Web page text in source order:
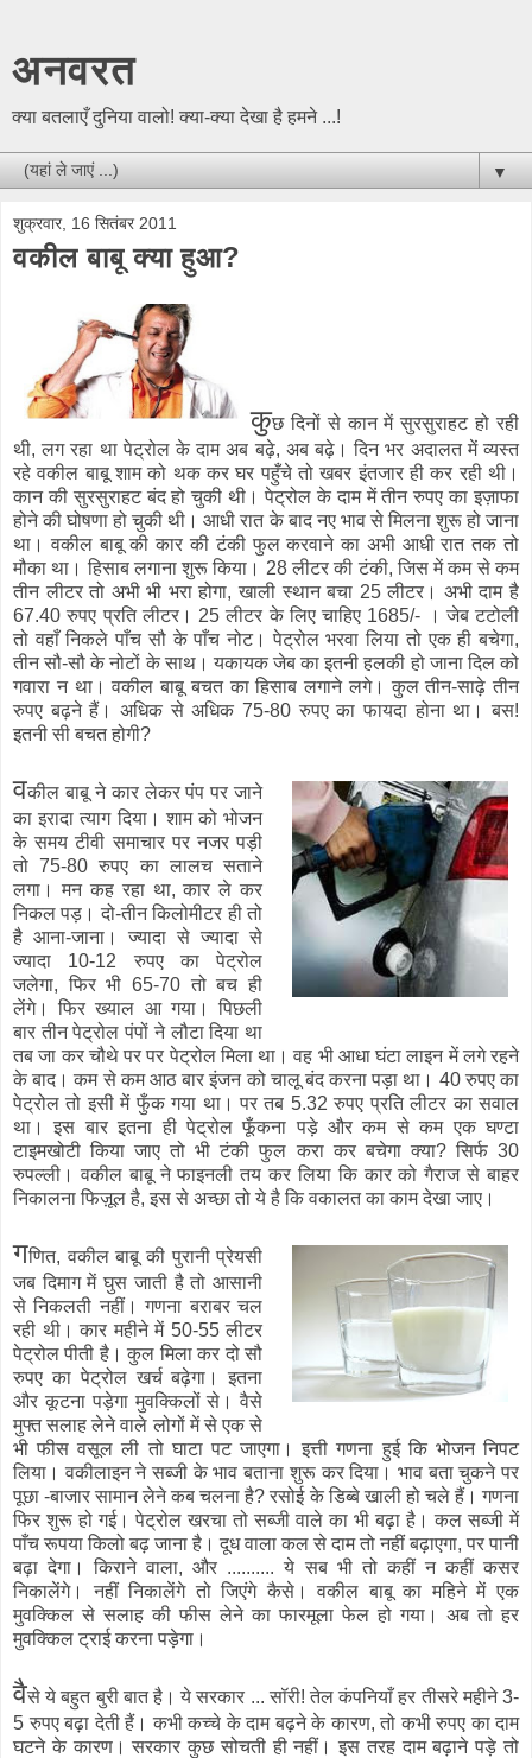
अनवरत
क्या बतलाएँ दुनिया वालो! क्या-क्या देखा है हमने ...!
▼
शुक्रवार, 16 सितंबर 2011
वकील बाबू क्या हुआ?
कुछ दिनों से कान में सुरसुराहट हो रही
थी, लग रहा था पेट्रोल के दाम अब बढ़े, अब बढ़े। दिन भर अदालत में व्यस्त
रहे वकील बाबू शाम को थक कर घर पहुँचे तो खबर इंतजार ही कर रही थी।
कान की सुरसुराहट बंद हो चुकी थी। पेट्रोल के दाम में तीन रुपए का इज़ाफा
होने की घोषणा हो चुकी थी। आधी रात के बाद नए भाव से मिलना शुरू हो जाना
था। वकील बाबू की कार की टंकी फुल करवाने का अभी आधी रात तक तो
मौका था। हिसाब लगाना शुरू किया। 28 लीटर की टंकी, जिस में कम से कम
तीन लीटर तो अभी भी भरा होगा, खाली स्थान बचा 25 लीटर। अभी दाम है
67.40 रुपए प्रति लीटर। 25 लीटर के लिए चाहिए 1685/- । जेब टटोली
तो वहाँ निकले पाँच सौ के पाँच नोट। पेट्रोल भरवा लिया तो एक ही बचेगा,
तीन सौ-सौ के नोटों के साथ। यकायक जेब का इतनी हलकी हो जाना दिल को
गवारा न था। वकील बाबू बचत का हिसाब लगाने लगे। कुल तीन-साढ़े तीन
रुपए बढ़ने हैं। अधिक से अधिक 75-80 रुपए का फायदा होना था। बस!
इतनी सी बचत होगी?
वकील बाबू ने कार लेकर पंप पर जाने
का इरादा त्याग दिया। शाम को भोजन
के समय टीवी समाचार पर नजर पड़ी
तो 75-80 रुपए का लालच सताने
लगा। मन कह रहा था, कार ले कर
निकल पड़। दो-तीन किलोमीटर ही तो
है आना-जाना। ज्यादा से ज्यादा से
ज्यादा 10-12 रुपए का पेट्रोल
जलेगा, फिर भी 65-70 तो बच ही
लेंगे। फिर ख्याल आ गया। पिछली
बार तीन पेट्रोल पंपों ने लौटा दिया था
तब जा कर चौथे पर पर पेट्रोल मिला था। वह भी आधा घंटा लाइन में लगे रहने
के बाद। कम से कम आठ बार इंजन को चालू बंद करना पड़ा था। 40 रुपए का
पेट्रोल तो इसी में फुँक गया था। पर तब 5.32 रुपए प्रति लीटर का सवाल
था। इस बार इतना ही पेट्रोल फूँकना पड़े और कम से कम एक घण्टा
टाइमखोटी किया जाए तो भी टंकी फुल करा कर बचेगा क्या? सिर्फ 30
रुपल्ली। वकील बाबू ने फाइनली तय कर लिया कि कार को गैराज से बाहर
निकालना फिज़ूल है, इस से अच्छा तो ये है कि वकालत का काम देखा जाए।
गणित, वकील बाबू की पुरानी प्रेयसी
जब दिमाग में घुस जाती है तो आसानी
से निकलती नहीं। गणना बराबर चल
रही थी। कार महीने में 50-55 लीटर
पेट्रोल पीती है। कुल मिला कर दो सौ
रुपए का पेट्रोल खर्च बढ़ेगा। इतना
और कूटना पड़ेगा मुवक्किलों से। वैसे
मुफ्त सलाह लेने वाले लोगों में से एक से
भी फीस वसूल ली तो घाटा पट जाएगा। इत्ती गणना हुई कि भोजन निपट
लिया। वकीलाइन ने सब्जी के भाव बताना शुरू कर दिया। भाव बता चुकने पर
पूछा -बाजार सामान लेने कब चलना है? रसोई के डिब्बे खाली हो चले हैं। गणना
फिर शुरू हो गई। पेट्रोल खरचा तो सब्जी वाले का भी बढ़ा है। कल सब्जी में
पाँच रूपया किलो बढ़ जाना है। दूध वाला कल से दाम तो नहीं बढ़ाएगा, पर पानी
बढ़ा देगा। किराने वाला, और .......... ये सब भी तो कहीं न कहीं कसर
निकालेंगे। नहीं निकालेंगे तो जिएंगे कैसे। वकील बाबू का महिने में एक
मुवक्किल से सलाह की फीस लेने का फारमूला फेल हो गया। अब तो हर
मुवक्किल ट्राई करना पड़ेगा।
वैसे ये बहुत बुरी बात है। ये सरकार ... सॉरी! तेल कंपनियाँ हर तीसरे महीने 3-
5 रुपए बढ़ा देती हैं। कभी कच्चे के दाम बढ़ने के कारण, तो कभी रुपए का दाम
घटने के कारण। सरकार कुछ सोचती ही नहीं। इस तरह दाम बढ़ाने पड़े तो